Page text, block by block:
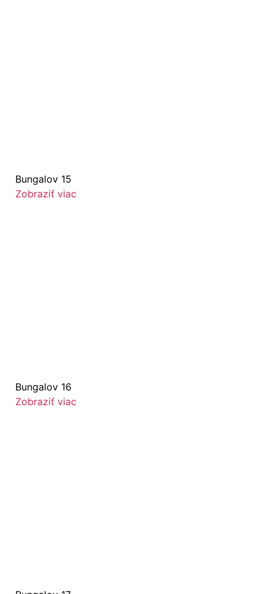
Bungalov 15
Zobraziť viac
Bungalov 16
Zobraziť viac